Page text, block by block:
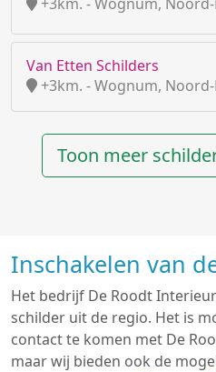
Van Etten Schilders
+3km. - Wognum,
Toon meer
Inschakelen van
Het bedrijf De Roodt
schilder uit de regio. Het is
contact te komen met De
maar wij bieden ook de